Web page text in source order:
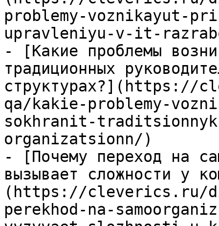
problemy-voznikayut-
upravleniyu-v-it-
- [Какие проблемы
традиционных
qa/kakie-problemy-
sokhranit-
organizatsionn/)
- [Почему переход на
вызывает сложности у
(https://cleverics.ru/
perekhod-na-